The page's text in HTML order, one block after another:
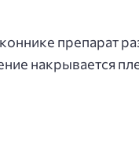
препарат
накрывается